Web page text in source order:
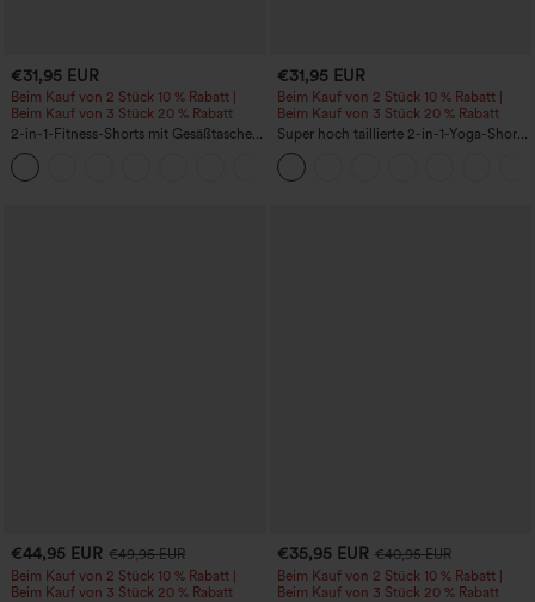
€31,95 EUR
Beim Kauf von 2 Stück 10 % Rabatt |
Beim Kauf von 3 Stück 20 % Rabatt
2-in-1-Fitness-Shorts mit Gesäßtasche
und seitlicher versteckter Tasche 6,3 cm
€31,95 EUR
Beim Kauf von 2 Stück 10 % Rabatt |
Beim Kauf von 3 Stück 20 % Rabatt
Super hoch taillierte 2-in-1-Yoga-Shorts
mit Gesäßtasche und Seitentasche-
längere Länge
€44,95 EUR €49,95 EUR
Beim Kauf von 2 Stück 10 % Rabatt |
Beim Kauf von 3 Stück 20 % Rabatt
€35,95 EUR €40,95 EUR
Beim Kauf von 2 Stück 10 % Rabatt |
Beim Kauf von 3 Stück 20 % Rabatt